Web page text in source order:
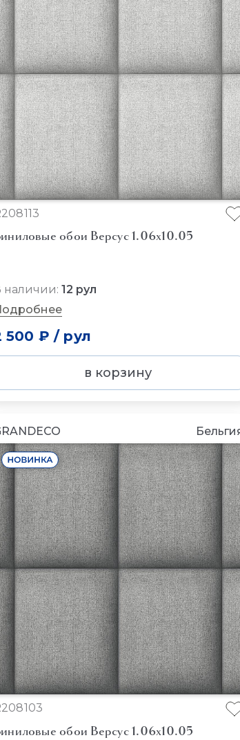
обои Версус 1.06x10.05
наличии: 12 рул
500 ₽ / рул
в корзину
обои Версус 1.06x10.05